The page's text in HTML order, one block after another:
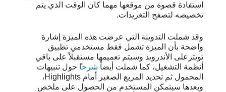
استفادة قصوة من موقعها مهما كان الوقت الذي يتم
تخصيصه لتصفح التغريدات.
وقد شملت التدوينة التي عرضت هذه الميزة إشارة
واضحة بأن الميزة تشمل فقط مستخدمي تطبيق
تويترعلى الأندرويد وسيتم تعميمها مستقبلاً على باقي
أنظمة التشغيل، كما شملت أيضاً شرحا ً حول تنبيهات
المحمول ثم تحديد المربع الصغير أمام Highlights،
وبعدها سيتمكن المستخدم من الحصول على ملخص